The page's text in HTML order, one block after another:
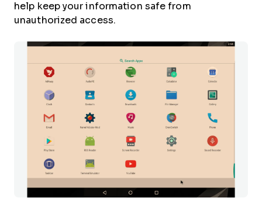
help keep your information safe from
unauthorized access.